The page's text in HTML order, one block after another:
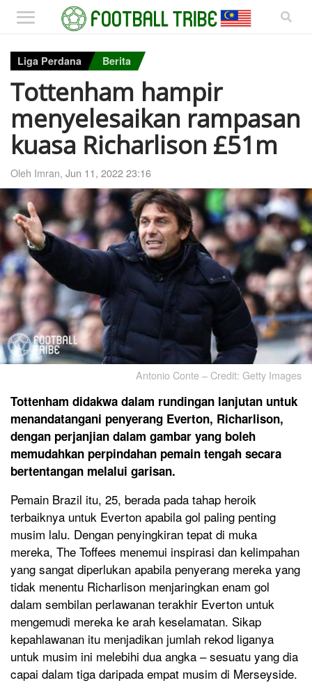
Liga Perdana Berita
Tottenham hampir
menyelesaikan rampasan
kuasa Richarlison £51m
Oleh Imran, Jun 11, 2022 23:16
Antonio Conte – Credit: Getty Images
Tottenham didakwa dalam rundingan lanjutan untuk
menandatangani penyerang Everton, Richarlison,
dengan perjanjian dalam gambar yang boleh
memudahkan perpindahan pemain tengah secara
bertentangan melalui garisan.
Pemain Brazil itu, 25, berada pada tahap heroik
terbaiknya untuk Everton apabila gol paling penting
musim lalu. Dengan penyingkiran tepat di muka
mereka, The Toffees menemui inspirasi dan kelimpahan
yang sangat diperlukan apabila penyerang mereka yang
tidak menentu Richarlison menjaringkan enam gol
dalam sembilan perlawanan terakhir Everton untuk
mengemudi mereka ke arah keselamatan. Sikap
kepahlawanan itu menjadikan jumlah rekod liganya
untuk musim ini melebihi dua angka – sesuatu yang dia
capai dalam tiga daripada empat musim di Merseyside.